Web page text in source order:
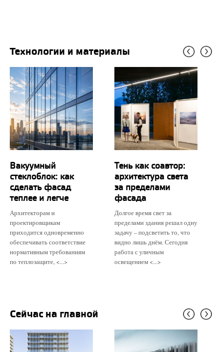
Технологии и материалы
Вакуумный
стеклоблок: как
сделать фасад
теплее и легче
Архитекторам и
проектировщикам
приходится одновременно
обеспечивать соответствие
нормативным требованиям
по теплозащите, <...>
Тень как соавтор:
архитектура света
за пределами
фасада
Долгое время свет за
пределами здания решал одну
задачу – подсветить то, что
видно лишь днём. Сегодня
работа с уличным
освещением <...>
Сейчас на главной